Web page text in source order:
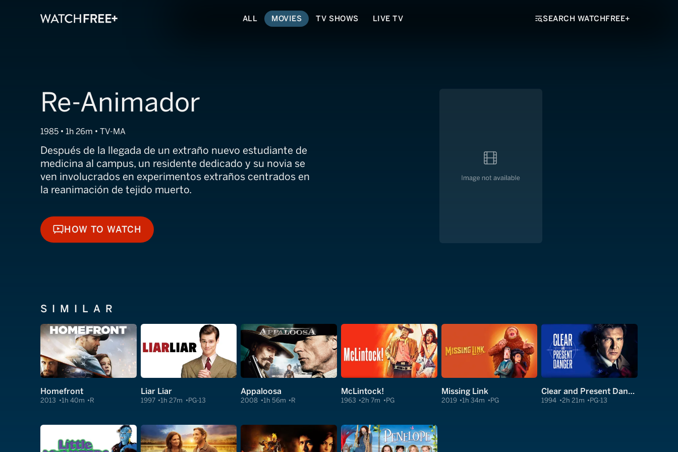
ALL MOVIES TV SHOWS LIVE TV SEARCH WATCHFREE+
Re-Animador
1985 • 1h 26m • TV-MA
Después de la llegada de un extraño nuevo estudiante de
medicina al campus, un residente dedicado y su novia se
ven involucrados en experimentos extraños centrados en
la reanimación de tejido muerto.
HOW TO WATCH
HOW TO WATCH
SIMILAR
Homefront
2013 1h 40m R
Liar Liar
1997 1h 27m PG-13
Appaloosa
2008 1h 56m R
McLintock!
1963 2h 7m PG
Missing Link
2019 1h 34m PG
Clear and Present Danger
1994 2h 21m PG-13